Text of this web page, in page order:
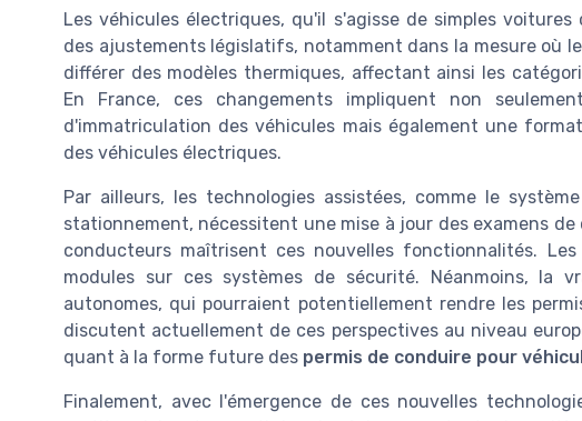
Les véhicules électriques, qu'il s'agisse de simples
des ajustements législatifs, notamment dans la mesure où
différer des modèles thermiques, affectant ainsi les
En France, ces changements impliquent non
d'immatriculation des véhicules mais également une
des véhicules électriques.
Par ailleurs, les technologies assistées, comme le
stationnement, nécessitent une mise à jour des examens
conducteurs maîtrisent ces nouvelles fonctionnalités.
modules sur ces systèmes de sécurité. Néanmoins, la
autonomes, qui pourraient potentiellement rendre les
discutent actuellement de ces perspectives au niveau
quant à la forme future des permis de conduire pour
Finalement, avec l'émergence de ces nouvelles